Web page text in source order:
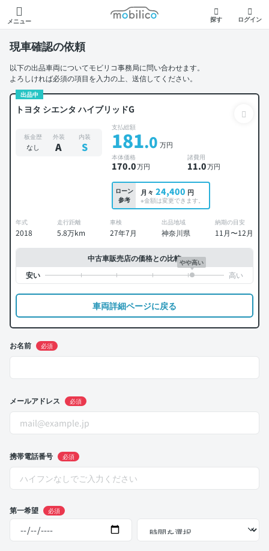
メニュー
モビリコ
探す ログイン
現車確認の依頼
以下の出品車両についてモビリコ事務局に問い合わせます。
よろしければ必須の項目を入力の上、送信してください。
出品中
トヨタ シエンタ ハイブリッドG
板金歴
なし
外装
A
内装
S
支払総額
181.0 万円
本体価格
170.0万円
諸費用
11.0万円
ローン
参考
月々 24,400 円
※金額は変更できます。
年式
2018
走行距離
5.8万km
車検
27年7月
出品地域
神奈川県
納期の目安
11月〜12月
中古車販売店の価格との比較やや高い
車両詳細ページに戻る
お名前 必須
メールアドレス 必須
携帯電話番号 必須
第一希望 必須